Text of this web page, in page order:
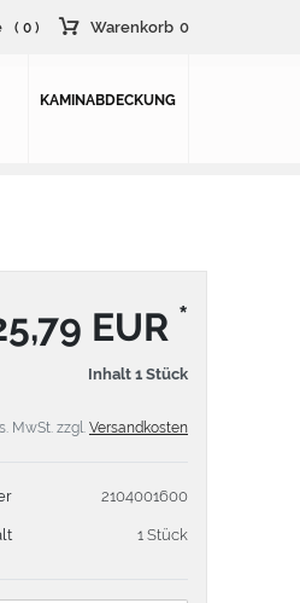
( 0 ) Warenkorb 0
KAMINABDECKUNG
EUR *
Inhalt 1 Stück
MwSt. zzgl. Versandkosten
2104001600
1 Stück